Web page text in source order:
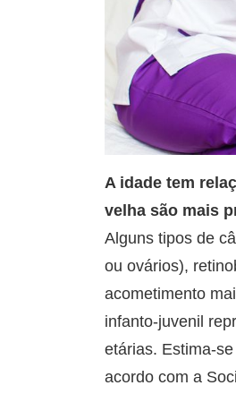
A idade tem
velha são mais
Alguns tipos de
ou ovários),
acometimento
infanto-juvenil
etárias. Estima-
acordo com a